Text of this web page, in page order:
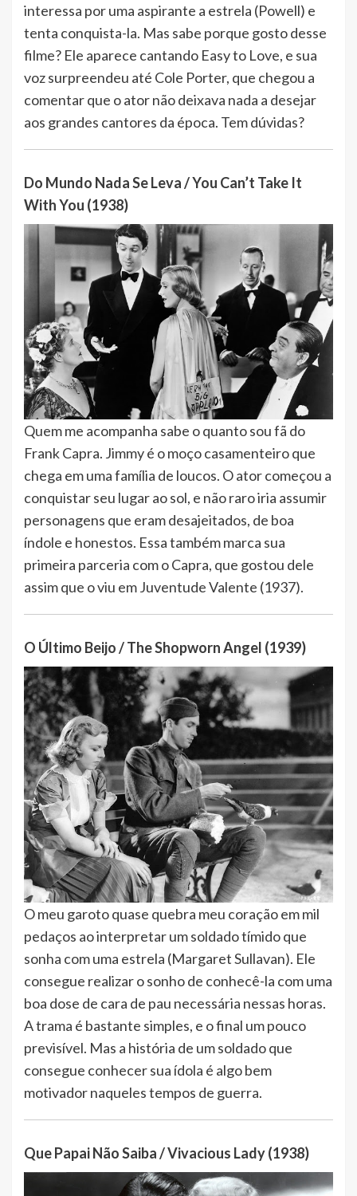
interessa por uma aspirante a estrela (Powell) e
tenta conquista-la. Mas sabe porque gosto desse
filme? Ele aparece cantando Easy to Love, e sua
voz surpreendeu até Cole Porter, que chegou a
comentar que o ator não deixava nada a desejar
aos grandes cantores da época. Tem dúvidas?
Do Mundo Nada Se Leva / You Can’t Take It
With You (1938)
Quem me acompanha sabe o quanto sou fã do
Frank Capra. Jimmy é o moço casamenteiro que
chega em uma família de loucos. O ator começou a
conquistar seu lugar ao sol, e não raro iria assumir
personagens que eram desajeitados, de boa
índole e honestos. Essa também marca sua
primeira parceria com o Capra, que gostou dele
assim que o viu em Juventude Valente (1937).
O Último Beijo / The Shopworn Angel (1939)
O meu garoto quase quebra meu coração em mil
pedaços ao interpretar um soldado tímido que
sonha com uma estrela (Margaret Sullavan). Ele
consegue realizar o sonho de conhecê-la com uma
boa dose de cara de pau necessária nessas horas.
A trama é bastante simples, e o final um pouco
previsível. Mas a história de um soldado que
consegue conhecer sua ídola é algo bem
motivador naqueles tempos de guerra.
Que Papai Não Saiba / Vivacious Lady (1938)